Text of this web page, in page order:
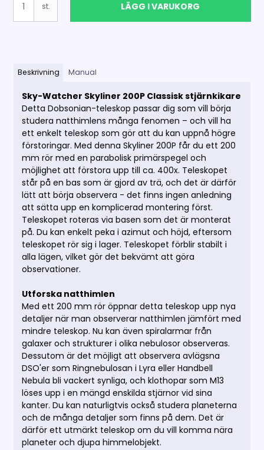
st. LÄGG I VARUKORG
Beskrivning Manual
Sky-Watcher Skyliner 200P Classisk stjärnkikare
Detta Dobsonian-teleskop passar dig som vill börja
studera natthimlens många fenomen – och vill ha
ett enkelt teleskop som gör att du kan uppnå högre
förstoringar. Med denna Skyliner 200P får du ett 200
mm rör med en parabolisk primärspegel och
möjlighet att förstora upp till ca. 400x. Teleskopet
står på en bas som är gjord av trä, och det är därför
lätt att börja observera - det finns ingen anledning
att sätta upp en komplicerad montering först.
Teleskopet roteras via basen som det är monterat
på. Du kan enkelt peka i azimut och höjd, eftersom
teleskopet rör sig i lager. Teleskopet förblir stabilt i
alla lägen, vilket gör det bekvämt att göra
observationer.
Utforska natthimlen
Med ett 200 mm rör öppnar detta teleskop upp nya
detaljer när man observerar natthimlen jämfört med
mindre teleskop. Nu kan även spiralarmar från
galaxer och strukturer i olika nebulosor observeras.
Dessutom är det möjligt att observera avlägsna
DSO'er som Ringnebulosan i Lyra eller Handbell
Nebula bli vackert synliga, och klothopar som M13
löses upp i en mängd enskilda stjärnor vid sina
kanter. Du kan naturligtvis också studera planeterna
och de många detaljer som finns på dem. Det är
därför ett utmärkt teleskop om du vill komma nära
planeter och djupa himmelobjekt.